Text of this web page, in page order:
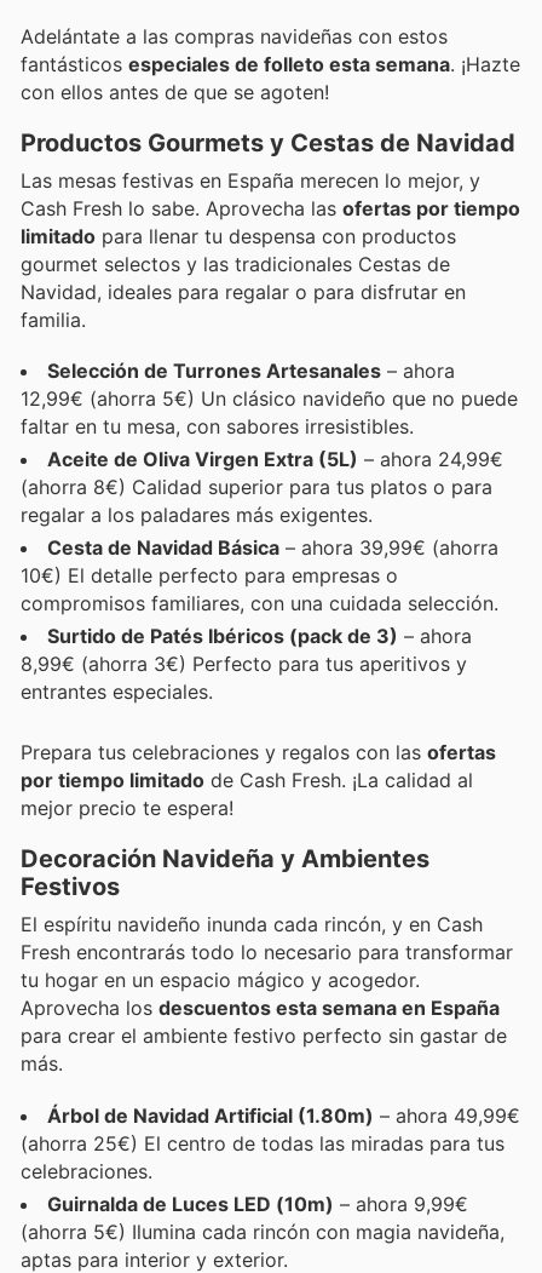
Adelántate a las compras navideñas con estos
fantásticos especiales de folleto esta semana. ¡Hazte
con ellos antes de que se agoten!
Productos Gourmets y Cestas de Navidad
Las mesas festivas en España merecen lo mejor, y
Cash Fresh lo sabe. Aprovecha las ofertas por tiempo
limitado para llenar tu despensa con productos
gourmet selectos y las tradicionales Cestas de
Navidad, ideales para regalar o para disfrutar en
familia.
Selección de Turrones Artesanales – ahora
12,99€ (ahorra 5€) Un clásico navideño que no puede
faltar en tu mesa, con sabores irresistibles.
Aceite de Oliva Virgen Extra (5L) – ahora 24,99€
(ahorra 8€) Calidad superior para tus platos o para
regalar a los paladares más exigentes.
Cesta de Navidad Básica – ahora 39,99€ (ahorra
10€) El detalle perfecto para empresas o
compromisos familiares, con una cuidada selección.
Surtido de Patés Ibéricos (pack de 3) – ahora
8,99€ (ahorra 3€) Perfecto para tus aperitivos y
entrantes especiales.
Prepara tus celebraciones y regalos con las ofertas
por tiempo limitado de Cash Fresh. ¡La calidad al
mejor precio te espera!
Decoración Navideña y Ambientes
Festivos
El espíritu navideño inunda cada rincón, y en Cash
Fresh encontrarás todo lo necesario para transformar
tu hogar en un espacio mágico y acogedor.
Aprovecha los descuentos esta semana en España
para crear el ambiente festivo perfecto sin gastar de
más.
Árbol de Navidad Artificial (1.80m) – ahora 49,99€
(ahorra 25€) El centro de todas las miradas para tus
celebraciones.
Guirnalda de Luces LED (10m) – ahora 9,99€
(ahorra 5€) Ilumina cada rincón con magia navideña,
aptas para interior y exterior.